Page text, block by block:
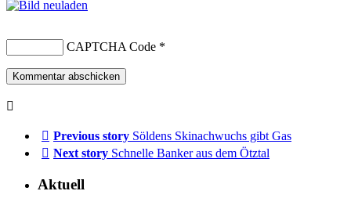
CAPTCHA Code *
Previous story Söldens Skinachwuchs gibt Gas
Next story Schnelle Banker aus dem Ötztal
Aktuell